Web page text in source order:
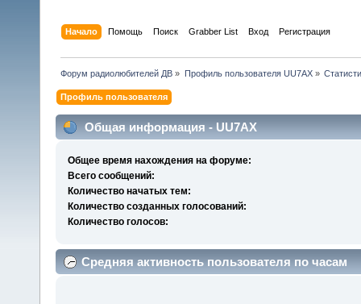
Начало Помощь Поиск Grabber List Вход Регистрация
Форум радиолюбителей ДВ » Профиль пользователя UU7AX»
Профиль пользователя
Общая информация - UU7AX
Общее время нахождения на форуме:
Всего сообщений:
Количество начатых тем:
Количество созданных голосований:
Количество голосов:
Средняя активность пользователя по часам